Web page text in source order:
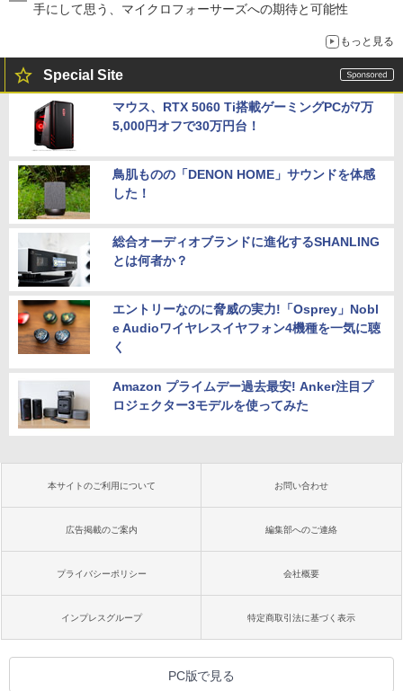
手にして思う、マイクロフォーサーズへの期待と可能性
もっと見る
Special Site
マウス、RTX 5060 Ti搭載ゲーミングPCが7万
5,000円オフで30万円台！
鳥肌ものの「DENON HOME」サウンドを体感
した！
総合オーディオブランドに進化するSHANLING
とは何者か？
エントリーなのに脅威の実力!「Osprey」Nobl
e Audioワイヤレスイヤフォン4機種を一気に聴
く
Amazon プライムデー過去最安! Anker注目プ
ロジェクター3モデルを使ってみた
本サイトのご利用について お問い合わせ
広告掲載のご案内 編集部へのご連絡
プライバシーポリシー 会社概要
インプレスグループ 特定商取引法に基づく表示
PC版で見る